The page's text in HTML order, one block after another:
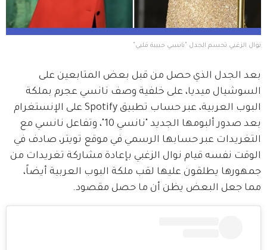
نوال الزغبي تحسم الجدل "نانسي حبيبة قلبي"
بعد الجدل الذي حصل من قبل بعض المتابعين على
السوشيال ميديا، على خلفية وصف نانسي عجرم بملكة
البوب العربية، عبر حساب تطبيق Spotify على الإنستغرام
بعد صدور ألبومها الجديد "نانسي 10"، وتفاعل نانسي مع
التغريدات عبر حسابها الرسمي في موقع تويتر، صادف في
الوقت نفسه قيام نوال الزغبي بإعادة مشاركة تغريدات من
جمهورها يطلقون عليها لقب ملكة البوب العربية أيضاً،
مما جعل البعض يظن أن ما حصل مقصود.